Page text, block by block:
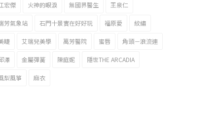
宏傑 火神的眼淚 無國界醫生 王泉仁
芳氣象站 石門十景實在好好玩 福原愛 紋繡
睫 艾瑞兒美學 萬芳醫院 蜜唇 角頭－浪流連
澤 金屬彈簧 陳庭妮 隱世THE ARCADIA
梨風箏 麻衣